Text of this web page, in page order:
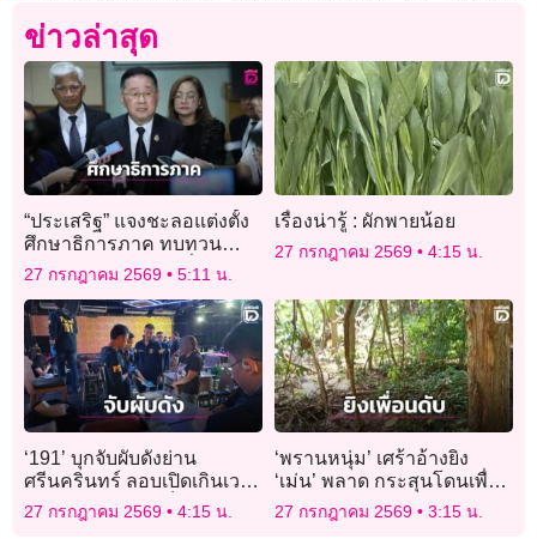
ข่าวล่าสุด
“ประเสริฐ” แจงชะลอแต่งตั้ง
ศึกษาธิการภาค ทบทวน
คุณสมบัติผู้ถูกเสนอชื่อ
27 กรกฎาคม 2569 5:11 น.
เรื่องน่ารู้ : ผักพายน้อย
27 กรกฎาคม 2569 4:15 น.
‘191’ บุกจับผับดังย่าน
ศรีนครินทร์ ลอบเปิดเกินเวลา
จำหน่ายเหล้าให้เด็ก
27 กรกฎาคม 2569 4:15 น.
‘พรานหนุ่ม’ เศร้าอ้างยิง
‘เม่น’ พลาด กระสุนโดนเพื่อน
รักดับสลด ยอมรับผิดยืนรอม
อบตัวกับตำรวจ
27 กรกฎาคม 2569 3:15 น.